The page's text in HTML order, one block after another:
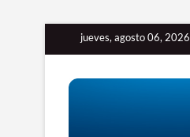
jueves, agosto 06, 2026